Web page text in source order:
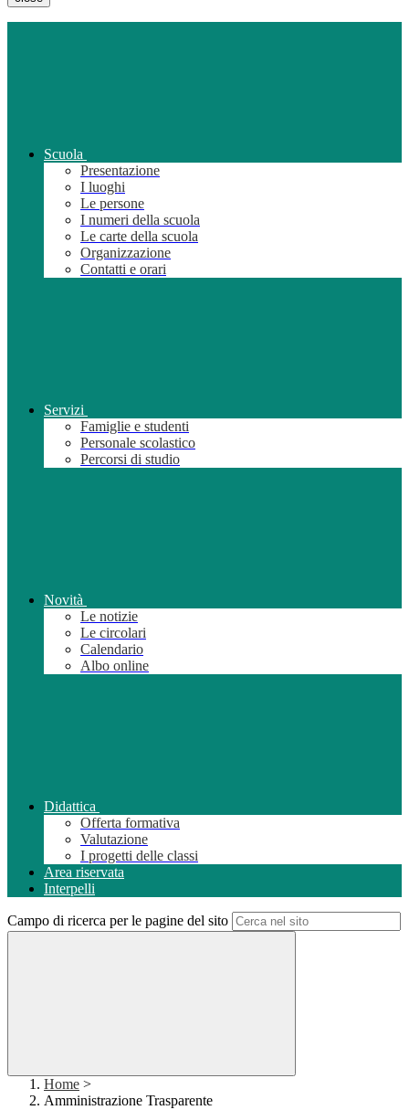
Scuola
Presentazione
I luoghi
Le persone
I numeri della scuola
Le carte della scuola
Organizzazione
Contatti e orari
Servizi
Famiglie e studenti
Personale scolastico
Percorsi di studio
Novità
Le notizie
Le circolari
Calendario
Albo online
Didattica
Offerta formativa
Valutazione
I progetti delle classi
Area riservata
Interpelli
Campo di ricerca per le pagine del sito
Home >
Amministrazione Trasparente